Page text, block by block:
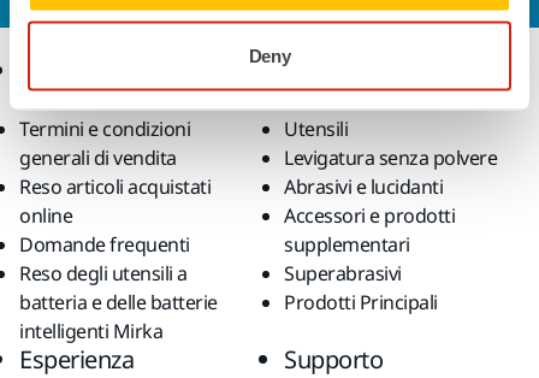
Deny
Termini e condizioni
generali di vendita
Reso articoli acquistati
online
Domande frequenti
Reso degli utensili a
batteria e delle batterie
intelligenti Mirka
Prodotti
Utensili
Levigatura senza polvere
Abrasivi e lucidanti
Accessori e prodotti
supplementari
Superabrasivi
Prodotti Principali
Esperienza Supporto